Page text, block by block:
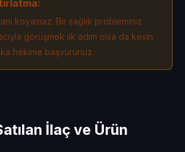
koyamaz. Bir sağlık probleminiz
görüşmek ilk adım olsa da kesin
hekime başvurunuz.
İlaç ve Ürün